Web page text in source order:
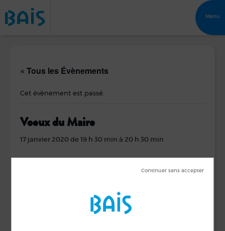
Menu
« Tous les Évènements
Cet évènement est passé.
Voeux du Maire
17 janvier 2020 de 19 h 30 min à 20 h 30 min